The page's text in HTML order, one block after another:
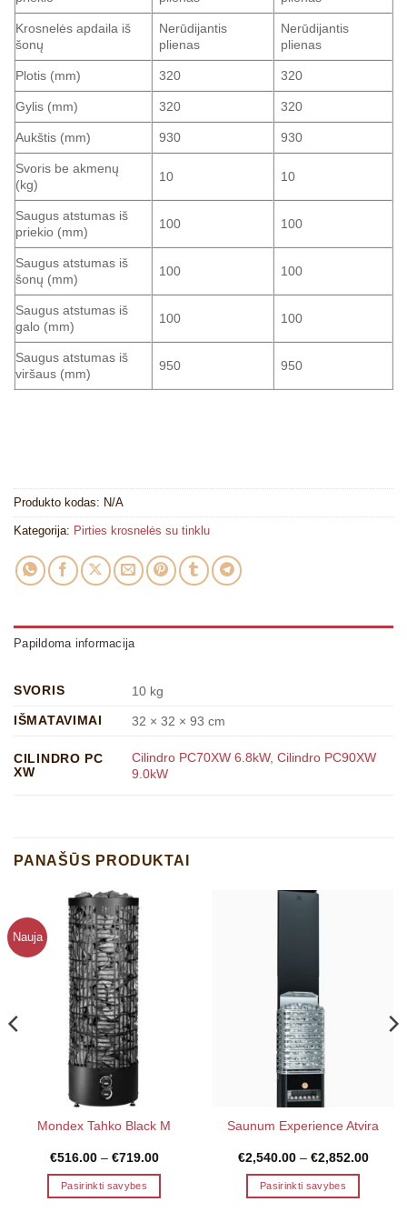
Krosnelės apdaila iš
šonų
Nerūdijantis
plienas
Nerūdijantis
plienas
Plotis (mm) 320 320
Gylis (mm) 320 320
Aukštis (mm) 930 930
Svoris be akmenų
(kg)
10 10
Saugus atstumas iš
priekio (mm)
100 100
Saugus atstumas iš
šonų (mm)
100 100
Saugus atstumas iš
galo (mm)
100 100
Saugus atstumas iš
viršaus (mm)
950 950
Produkto kodas: N/A
Kategorija: Pirties krosnelės su tinklu
Papildoma informacija
SVORIS
10 kg
IŠMATAVIMAI
32 × 32 × 93 cm
CILINDRO PC
XW
Cilindro PC70XW 6.8kW,Cilindro PC90XW
9.0kW
PANAŠŪS PRODUKTAI
Nauja
Mondex Tahko Black M
€516.00 – €719.00Price
Pasirinkti savybes
Saunum Experience Atvira
€2,540.00 – €2,852.00Price
Pasirinkti savybes